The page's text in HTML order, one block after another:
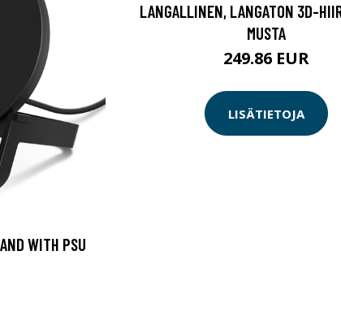
WITH PSU
LANGALLINEN, LANGATON 3D-
MUSTA
249.86 EUR
LISÄTIETOJA